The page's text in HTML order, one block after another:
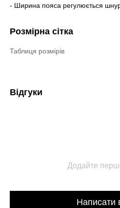
- Ширина пояса регулюється
Розмірна сітка
Таблиця розмірів
Відгуки
Додайте
Написати